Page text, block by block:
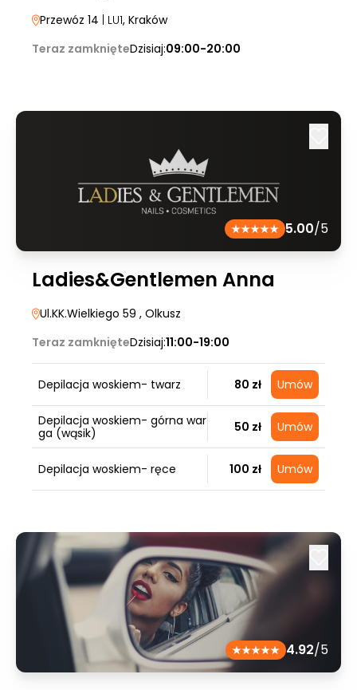
Przewóz 14 | LU1, Kraków
Teraz zamknięteDzisiaj:09:00-20:00
5.00/5
Ladies&Gentlemen Anna
Ul.KK.Wielkiego 59 , Olkusz
Teraz zamknięteDzisiaj:11:00-19:00
Depilacja woskiem- twarz 80 zł Umów
Depilacja woskiem- górna war
ga (wąsik)
50 zł Umów
Depilacja woskiem- ręce 100 zł Umów
4.92/5